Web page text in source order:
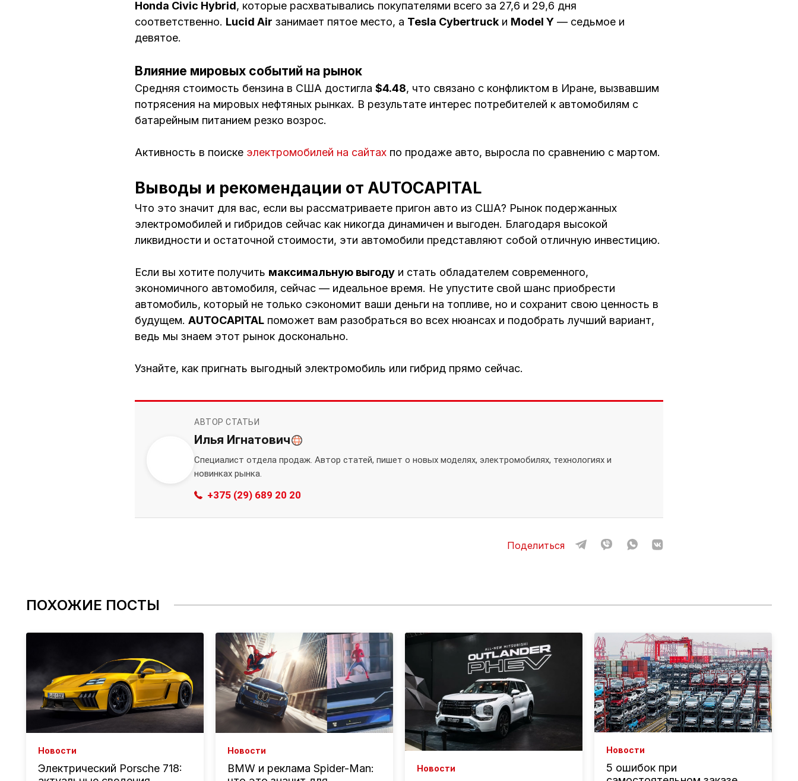
Honda Civic Hybrid, которые расхватывались покупателями всего за 27,6 и 29,6 дня
соответственно. Lucid Air занимает пятое место, а Tesla Cybertruck и Model Y — седьмое и
девятое.
Влияние мировых событий на рынок
Средняя стоимость бензина в США достигла $4.48, что связано с конфликтом в Иране, вызвавшим
потрясения на мировых нефтяных рынках. В результате интерес потребителей к автомобилям с
батарейным питанием резко возрос.
Активность в поиске электромобилей на сайтах по продаже авто, выросла по сравнению с мартом.
Выводы и рекомендации от AUTOCAPITAL
Что это значит для вас, если вы рассматриваете пригон авто из США? Рынок подержанных
электромобилей и гибридов сейчас как никогда динамичен и выгоден. Благодаря высокой
ликвидности и остаточной стоимости, эти автомобили представляют собой отличную инвестицию.
Если вы хотите получить максимальную выгоду и стать обладателем современного,
экономичного автомобиля, сейчас — идеальное время. Не упустите свой шанс приобрести
автомобиль, который не только сэкономит ваши деньги на топливе, но и сохранит свою ценность в
будущем. AUTOCAPITAL поможет вам разобраться во всех нюансах и подобрать лучший вариант,
ведь мы знаем этот рынок досконально.
Узнайте, как пригнать выгодный электромобиль или гибрид прямо сейчас.
АВТОР СТАТЬИ
Илья Игнатович
Специалист отдела продаж. Автор статей, пишет о новых моделях, электромобилях, технологиях и
новинках рынка.
+375 (29) 689 20 20
Поделиться
ПОХОЖИЕ ПОСТЫ
Новости
Электрический Porsche 718:
Новости
BMW и реклама Spider-Man:
Новости
Новости
5 ошибок при